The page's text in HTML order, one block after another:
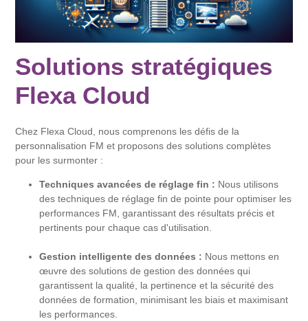
Solutions stratégiques
Flexa Cloud
Chez Flexa Cloud, nous comprenons les défis de la
personnalisation FM et proposons des solutions complètes
pour les surmonter :
Techniques avancées de réglage fin : Nous utilisons
des techniques de réglage fin de pointe pour optimiser les
performances FM, garantissant des résultats précis et
pertinents pour chaque cas d'utilisation.
Gestion intelligente des données : Nous mettons en
œuvre des solutions de gestion des données qui
garantissent la qualité, la pertinence et la sécurité des
données de formation, minimisant les biais et maximisant
les performances.